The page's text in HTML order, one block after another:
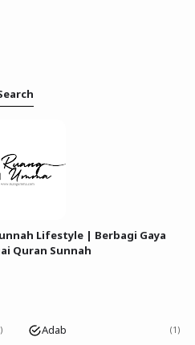
Lifestyle | Berbagi Gaya
Quran Sunnah
Adab 1